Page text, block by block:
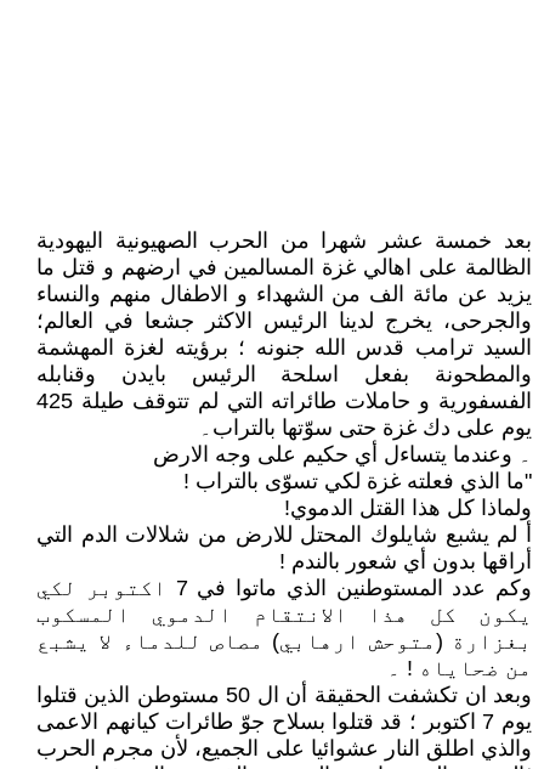
بعد خمسة عشر شهرا من الحرب الصهيونية اليهودية
الظالمة على اهالي غزة المسالمين في ارضهم و قتل ما
يزيد عن مائة الف من الشهداء و الاطفال منهم والنساء
والجرحى، يخرج لدينا الرئيس الاكثر جشعا في العالم؛
السيد ترامب قدس الله جنونه ؛ برؤيته لغزة المهشمة
والمطحونة بفعل اسلحة الرئيس بايدن وقنابله
الفسفورية و حاملات طائراته التي لم تتوقف طيلة 425
يوم على دك غزة حتى سوّتها بالتراب۔
۔ وعندما يتساءل أي حكيم على وجه الارض
"ما الذي فعلته غزة لكي تسوّى بالتراب !
ولماذا كل هذا القتل الدموي!
أ لم يشبع شايلوك المحتل للارض من شلالات الدم التي
أراقها بدون أي شعور بالندم !
وكم عدد المستوطنين الذي ماتوا في 7 اكتوبر لكي
يكون كل هذا الانتقام الدموي المسكوب
بغزارة (متوحش ارهابي) مصاص للدماء لا يشبع
من ضحاياه ! ۔
وبعد ان تكشفت الحقيقة أن ال 50 مستوطن الذين قتلوا
يوم 7 اكتوبر ؛ قد قتلوا بسلاح جوّ طائرات كيانهم الاعمى
والذي اطلق النار عشوائيا على الجميع، لأن مجرم الحرب